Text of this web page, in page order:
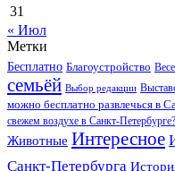
31
« Июл
Метки
Бесплатно Благоустройство
семьёй Выбор редакции
можно бесплатно развлечься в
свежем воздухе в Санкт-Петербурге?
Животные Интересное
Санкт-Петербурга